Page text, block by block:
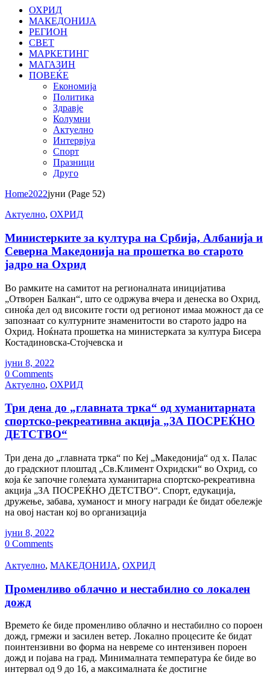
ОХРИД
МАКЕДОНИЈА
РЕГИОН
СВЕТ
МАРКЕТИНГ
МАГАЗИН
ПОВЕЌЕ
Економија
Политика
Здравје
Колумни
Актуелно
Интервјуа
Спорт
Празници
Друго
Home2022јуни (Page 52)
Актуелно, ОХРИД
Министерките за култура на Србија, Албанија и
Северна Македонија на прошетка во старото
јадро на Охрид
Во рамките на самитот на регионалната иницијатива
„Отворен Балкан“, што се одржува вчера и денеска во Охрид,
синоќа дел од високите гости од регионот имаа можност да се
запознаат со културните знаменитости во старото јадро на
Охрид. Ноќната прошетка на министерката за култура Бисера
Костадиновска-Стојчевска и
јуни 8, 2022
0 Comments
Актуелно, ОХРИД
Три дена до „главната трка“ од хуманитарната
спортско-рекреативна акција „ЗА ПОСРЕЌНО
ДЕТСТВО“
Три дена до „главната трка“ по Кеј „Македонија“ од х. Палас
до градскиот плоштад „Св.Климент Охридски“ во Охрид, со
која ќе започне големата хуманитарна спортско-рекреативна
акција „ЗА ПОСРЕЌНО ДЕТСТВО“. Спорт, едукација,
дружење, забава, хуманост и многу награди ќе бидат обележје
на овој настан кој во организација
јуни 8, 2022
0 Comments
Актуелно, МАКЕДОНИЈА, ОХРИД
Прoменливо облачно и нестабилно со локален
дожд
Времето ќе биде прoменливо облачно и нестабилно со пороен
дожд, грмежи и засилен ветер. Локално процесите ќе бидат
поинтензивни во форма на невреме со интензивен пороен
дожд и појава на град. Минималната температура ќе биде во
интервал од 9 до 16, а максималната ќе достигне